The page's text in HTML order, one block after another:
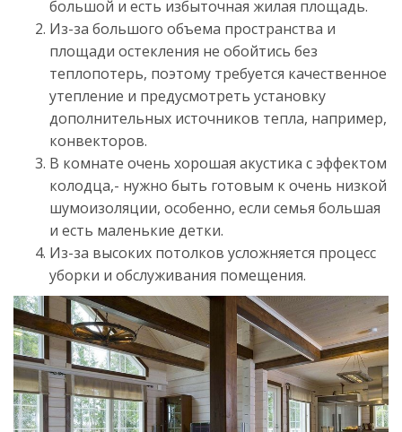
большой и есть избыточная жилая площадь.
Из-за большого объема пространства и
площади остекления не обойтись без
теплопотерь, поэтому требуется качественное
утепление и предусмотреть установку
дополнительных источников тепла, например,
конвекторов.
В комнате очень хорошая акустика с эффектом
колодца,- нужно быть готовым к очень низкой
шумоизоляции, особенно, если семья большая
и есть маленькие детки.
Из-за высоких потолков усложняется процесс
уборки и обслуживания помещения.